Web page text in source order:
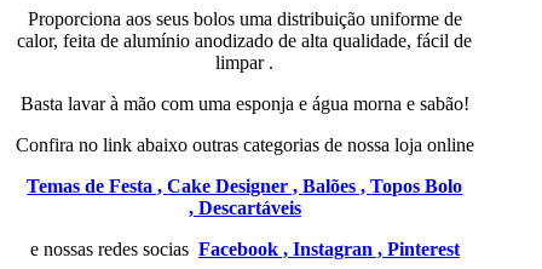
Proporciona aos seus bolos uma distribuição uniforme de
calor, feita de alumínio anodizado de alta qualidade, fácil de
limpar .
Basta lavar à mão com uma esponja e água morna e sabão!
Confira no link abaixo outras categorias de nossa loja online
Temas de Festa ,Cake Designer ,Balões ,Topos Bolo
, Descartáveis
e nossas redes socias Facebook , Instagran , Pinterest